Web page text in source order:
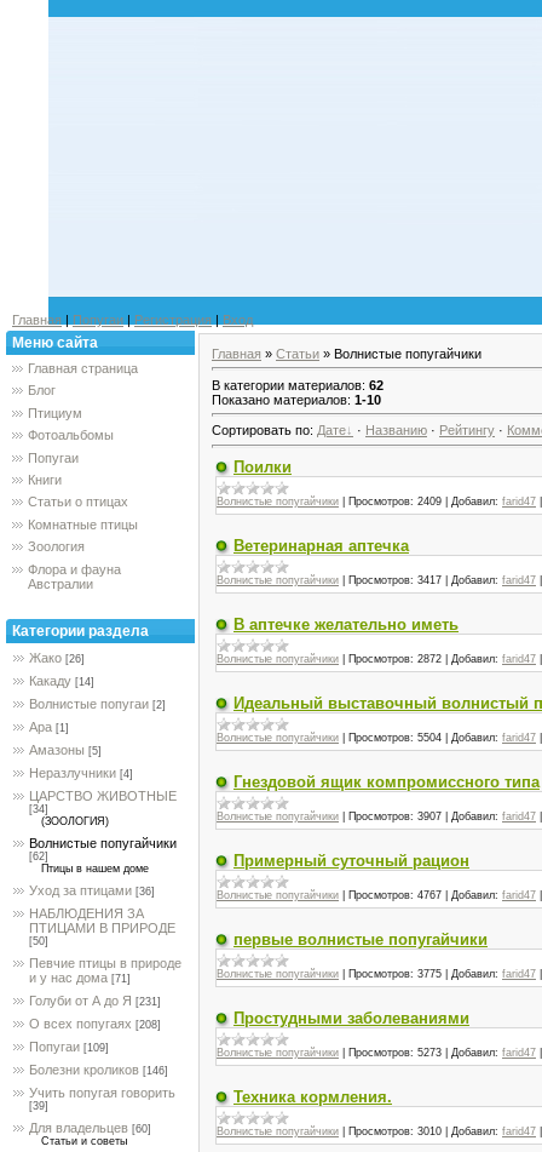
Главная | Попугаи | Регистрация | Вход
Меню сайта
Главная страница
Блог
Птициум
Фотоальбомы
Попугаи
Книги
Статьи о птицах
Комнатные птицы
Зоология
Флора и фауна
Австралии
Категории раздела
Жако [26]
Какаду [14]
Волнистые попугаи [2]
Ара [1]
Амазоны [5]
Неразлучники [4]
ЦАРСТВО ЖИВОТНЫЕ
[34]
(ЗООЛОГИЯ)
Волнистые попугайчики
[62]
Птицы в нашем доме
Уход за птицами [36]
НАБЛЮДЕНИЯ ЗА
ПТИЦАМИ В ПРИРОДЕ
[50]
Певчие птицы в природе
и у нас дома [71]
Голуби от А до Я [231]
О всех попугаях [208]
Попугаи [109]
Болезни кроликов [146]
Учить попугая говорить
[39]
Для владельцев [60]
Статьи и советы
Главная » Статьи » Волнистые попугайчики
В категории материалов: 62
Показано материалов: 1-10
Сортировать по: Дате · Названию · Рейтингу ·
Поилки
Волнистые попугайчики Просмотров: 2409 Добавил: farid47
Ветеринарная аптечка
Волнистые попугайчики Просмотров: 3417 Добавил: farid47
В аптечке желательно иметь
Волнистые попугайчики Просмотров: 2872 Добавил: farid47
Идеальный выставочный волнистый
Волнистые попугайчики Просмотров: 5504 Добавил: farid47
Гнездовой ящик компромиссного типа
Волнистые попугайчики Просмотров: 3907 Добавил: farid47
Примерный суточный рацион
Волнистые попугайчики Просмотров: 4767 Добавил: farid47
первые волнистые попугайчики
Волнистые попугайчики Просмотров: 3775 Добавил: farid47
Простудными заболеваниями
Волнистые попугайчики Просмотров: 5273 Добавил: farid47
Техника кормления.
Волнистые попугайчики Просмотров: 3010 Добавил: farid47